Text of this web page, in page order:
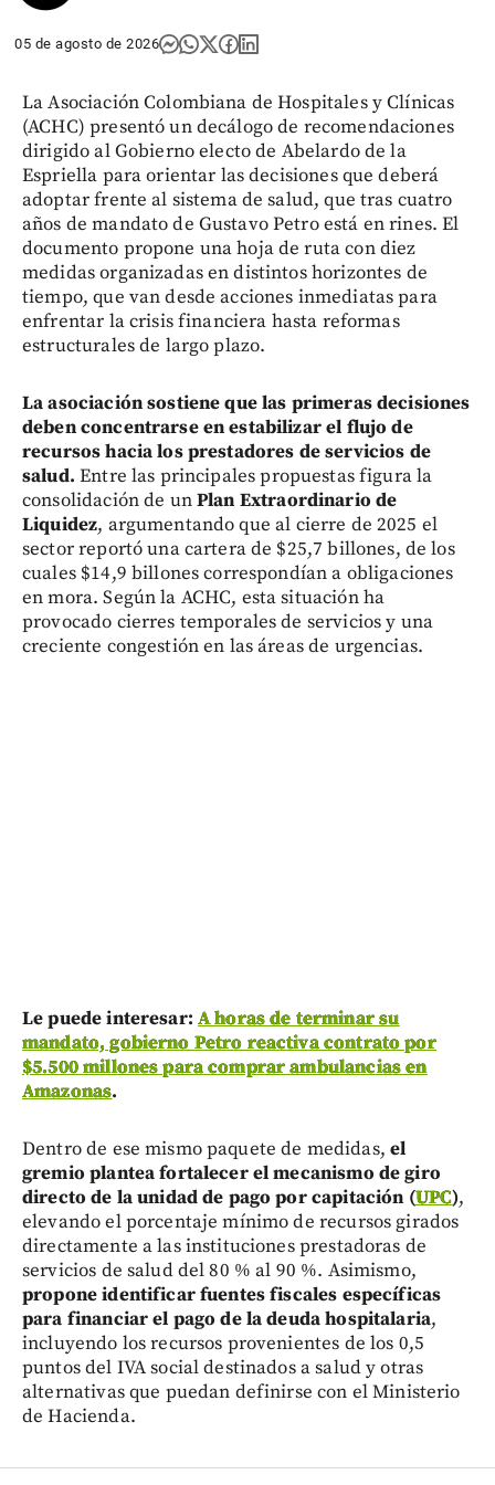
05 de agosto de 2026
La Asociación Colombiana de Hospitales y Clínicas
(ACHC) presentó un decálogo de recomendaciones
dirigido al Gobierno electo de Abelardo de la
Espriella para orientar las decisiones que deberá
adoptar frente al sistema de salud, que tras cuatro
años de mandato de Gustavo Petro está en rines. El
documento propone una hoja de ruta con diez
medidas organizadas en distintos horizontes de
tiempo, que van desde acciones inmediatas para
enfrentar la crisis financiera hasta reformas
estructurales de largo plazo.
La asociación sostiene que las primeras decisiones
deben concentrarse en estabilizar el flujo de
recursos hacia los prestadores de servicios de
salud.Entre las principales propuestas figura la
consolidación de unPlan Extraordinario de
Liquidez, argumentando que al cierre de 2025 el
sector reportó una cartera de $25,7 billones, de los
cuales $14,9 billones correspondían a obligaciones
en mora. Según la ACHC, esta situación ha
provocado cierres temporales de servicios y una
creciente congestión en las áreas de urgencias.
Le puede interesar: A horas de terminar su
mandato, gobierno Petro reactiva contrato por
$5.500 millones para comprar ambulancias en
Amazonas.
Dentro de ese mismo paquete de medidas, el
gremio plantea fortalecer el mecanismo de giro
directo de la unidad de pago por capitación (UPC),
elevando el porcentaje mínimo de recursos girados
directamente a las instituciones prestadoras de
servicios de salud del 80 % al 90 %. Asimismo,
propone identificar fuentes fiscales específicas
para financiar el pago de la deuda hospitalaria,
incluyendo los recursos provenientes de los 0,5
puntos del IVA social destinados a salud y otras
alternativas que puedan definirse con el Ministerio
de Hacienda.